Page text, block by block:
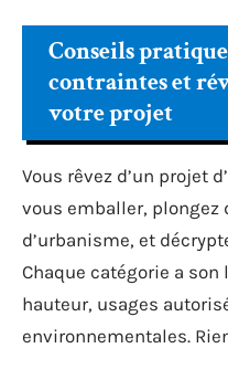
Conseils
contraintes et
votre projet
Vous rêvez d’un projet d’
vous emballer, plongez
d’urbanisme, et
Chaque catégorie a
hauteur, usages
environnementales.